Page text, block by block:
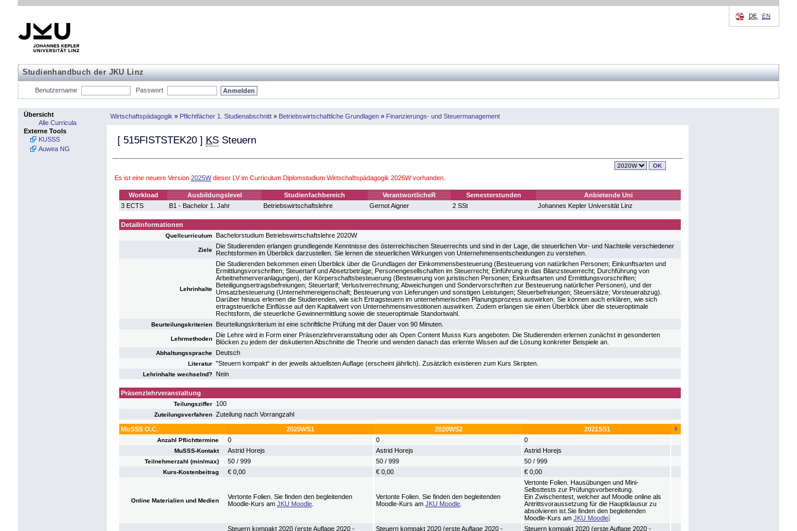
Studienhandbuch der JKU Linz
DE EN
Benutzername Passwort
Übersicht
Alle Curricula
Externe Tools
KUSSS
Auwea NG
Wirtschaftspädagogik » Pflichtfächer 1. Studienabschnitt » Betriebswirtschaftliche Grundlagen » Finanzierungs- und Steuermanagement
[ 515FISTSTEK20 ] KS Steuern
Es ist eine neuere Version 2025Wdieser LV im Curriculum Diplomstudium Wirtschaftspädagogik 2026W vorhanden.
Workload Ausbildungslevel Studienfachbereich VerantwortlicheR Semesterstunden
Anbietende Uni
3 ECTS
B1 - Bachelor 1. Jahr Betriebswirtschaftslehre Gernot Aigner 2 SSt Johannes Kepler Universität Linz
Detailinformationen
Quellcurriculum Bachelorstudium Betriebswirtschaftslehre 2020W
Ziele
Die Studierenden erlangen grundlegende Kenntnisse des österreichischen Steuerrechts und sind in der Lage, die steuerlichen Vor- und Nachteile verschiedener
Rechtsformen im Überblick darzustellen. Sie lernen die steuerlichen Wirkungen von Unternehmensentscheidungen zu verstehen.
Lehrinhalte
Die Studierenden bekommen einen Überblick über die Grundlagen der Einkommensbesteuerung (Besteuerung von natürlichen Personen; Einkunftsarten und
Ermittlungsvorschriften; Steuertarif und Absetzbeträge; Personengesellschaften im Steuerrecht; Einführung in das Bilanzsteuerrecht; Durchführung von
Arbeitnehmerveranlagungen), der Körperschaftsbesteuerung (Besteuerung von juristischen Personen; Einkunftsarten und Ermittlungsvorschriften;
Beteiligungsertragsbefreiungen; Steuertarif; Verlustverrechnung; Abweichungen und Sondervorschriften zur Besteuerung natürlicher Personen), und der
Umsatzbesteuerung (Unternehmereigenschaft; Besteuerung von Lieferungen und sonstigen Leistungen; Steuerbefreiungen; Steuersätze; Vorsteuerabzug).
Darüber hinaus erlernen die Studierenden, wie sich Ertragsteuern im unternehmerischen Planungsprozess auswirken. Sie können auch erklären, wie sich
ertragsteuerliche Einflüsse auf den Kapitalwert von Unternehmensinvestitionen auswirken. Zudem erlangen sie einen Überblick über die steueroptimale
Rechtsform, die steuerliche Gewinnermittlung sowie die steueroptimale Standortwahl.
Beurteilungskriterien Beurteilungskriterium ist eine schriftliche Prüfung mit der Dauer von 90 Minuten.
Lehrmethoden
Die Lehre wird in Form einer Präsenzlehrveranstaltung oder als Open Content Musss Kurs angeboten. Die Studierenden erlernen zunächst in gesonderten
Blöcken zu jedem der diskutierten Abschnitte die Theorie und wenden danach das erlernte Wissen auf die Lösung konkreter Beispiele an.
Abhaltungssprache Deutsch
Literatur "Steuern kompakt“ in der jeweils aktuellsten Auflage (erscheint jährlich). Zusätzlich existieren zum Kurs Skripten.
Lehrinhalte wechselnd? Nein
Präsenzlehrveranstaltung
Teilungsziffer 100
Zuteilungsverfahren Zuteilung nach Vorrangzahl
MuSSS O.C. 2020WS1 2020WS2 2021SS1
Anzahl Pflichttermine 0 0 0
MuSSS-Kontakt Astrid Horejs Astrid Horejs Astrid Horejs
Teilnehmerzahl (min/max) 50 / 999 50 / 999 50 / 999
Kurs-Kostenbeitrag € 0,00 € 0,00 € 0,00
Online Materialien und Medien
Vertonte Folien. Sie finden den begleitenden
Moodle-Kurs am JKU Moodle
Vertonte Folien. Sie finden den begleitenden
Moodle-Kurs am JKU Moodle
Vertonte Folien. Hausübungen und Mini-
Selbsttests zur Prüfungsvorbereitung.
Ein Zwischentest, welcher auf Moodle online als
Antrittsvoraussetzung für die Hauptklausur zu
absolvieren ist.Sie finden den begleitenden
Moodle-Kurs am JKU Moodle
Steuern kompakt 2020 (erste Auflage 2020 -
Steuern kompakt 2020 (erste Auflage 2020 - Steuern kompakt 2020 (erste Auflage 2020 -